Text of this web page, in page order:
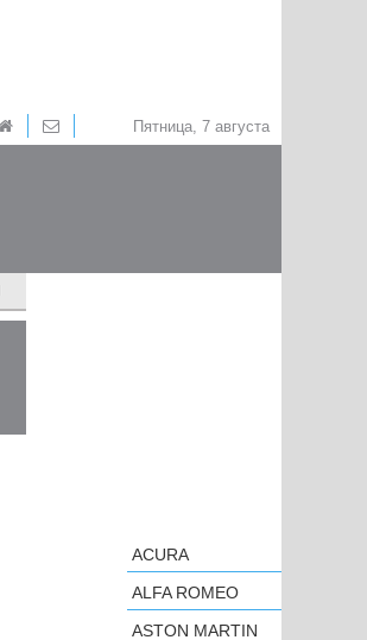
Пятница, 7 августа
ACURA
ALFA ROMEO
ASTON MARTIN